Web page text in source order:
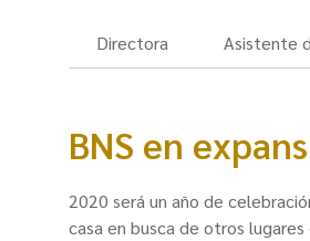
Directora Asistente
BNS en
2020 será un año de
casa en busca de otros